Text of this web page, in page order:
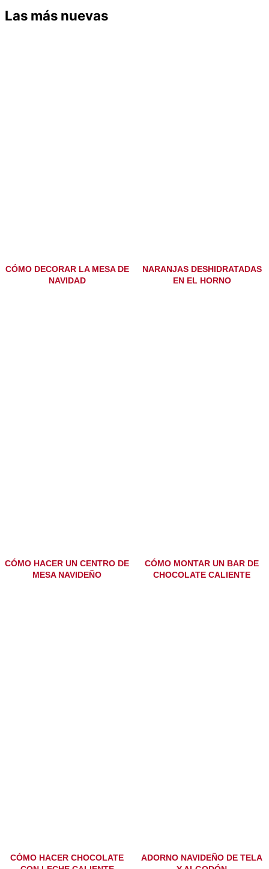
Las más nuevas
CÓMO DECORAR LA MESA DE
NAVIDAD
NARANJAS DESHIDRATADAS
EN EL HORNO
CÓMO HACER UN CENTRO DE
MESA NAVIDEÑO
CÓMO MONTAR UN BAR DE
CHOCOLATE CALIENTE
CÓMO HACER CHOCOLATE
ADORNO NAVIDEÑO DE TELA